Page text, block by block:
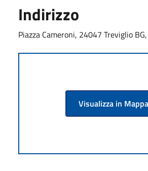
Indirizzo
Piazza Cameroni, 24047 Treviglio
Visualizza in Mappa